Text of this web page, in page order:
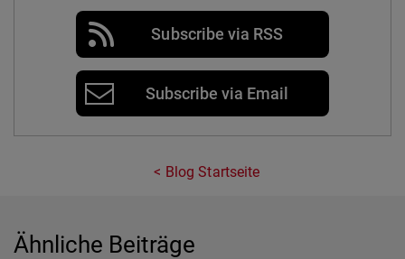
Subscribe via RSS
Subscribe via Email
Blog Startseite
Ähnliche Beiträge